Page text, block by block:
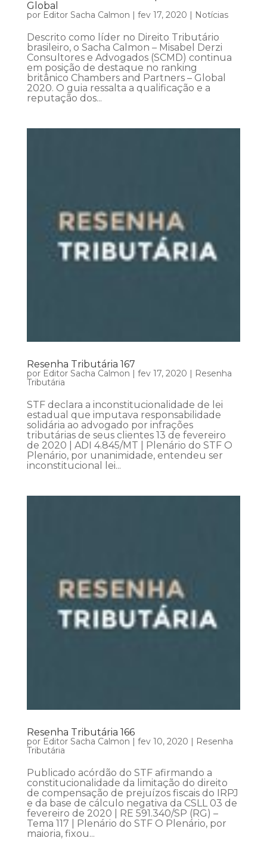
Global
por Editor Sacha Calmon | fev 17, 2020 | Notícias
Descrito como líder no Direito Tributário
brasileiro, o Sacha Calmon – Misabel Derzi
Consultores e Advogados (SCMD) continua
em posição de destaque no ranking
britânico Chambers and Partners – Global
2020. O guia ressalta a qualificação e a
reputação dos...
Resenha Tributária 167
por Editor Sacha Calmon fev 17, 2020
Resenha
Tributária
STF declara a inconstitucionalidade de lei
estadual que imputava responsabilidade
solidária ao advogado por infrações
tributárias de seus clientes 13 de fevereiro
de 2020 | ADI 4.845/MT | Plenário do STF O
Plenário, por unanimidade, entendeu ser
inconstitucional lei...
Resenha Tributária 166
por Editor Sacha Calmon | fev 10, 2020 | Resenha
Tributária
Publicado acórdão do STF afirmando a
constitucionalidade da limitação do direito
de compensação de prejuízos fiscais do IRPJ
e da base de cálculo negativa da CSLL 03 de
fevereiro de 2020 | RE 591.340/SP (RG) –
Tema 117 | Plenário do STF O Plenário, por
maioria, fixou...